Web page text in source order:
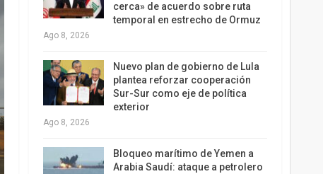
cerca» de acuerdo sobre ruta
temporal en estrecho de Ormuz
Ago 8, 2026
Nuevo plan de gobierno de Lula
plantea reforzar cooperación
Sur-Sur como eje de política
exterior
Ago 8, 2026
Bloqueo marítimo de Yemen a
Arabia Saudí: ataque a petrolero